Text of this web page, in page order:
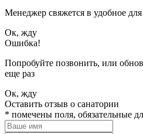
Менеджер свяжется в удобное
Ок, жду
Ошибка!
Попробуйте позвонить, или
еще раз
Ок, жду
Оставить отзыв о санатории
* помечены поля, обязательные